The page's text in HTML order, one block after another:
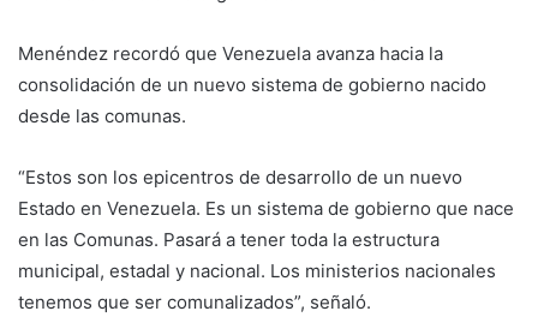
Menéndez recordó que Venezuela avanza hacia la
consolidación de un nuevo sistema de gobierno nacido
desde las comunas.
“Estos son los epicentros de desarrollo de un nuevo
Estado en Venezuela. Es un sistema de gobierno que nace
en las Comunas. Pasará a tener toda la estructura
municipal, estadal y nacional. Los ministerios nacionales
tenemos que ser comunalizados”, señaló.